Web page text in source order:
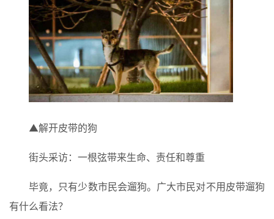
▲解开皮带的狗
街头采访：一根弦带来生命、责任和尊重
毕竟，只有少数市民会遛狗。广大市民对不用皮带遛狗
有什么看法？